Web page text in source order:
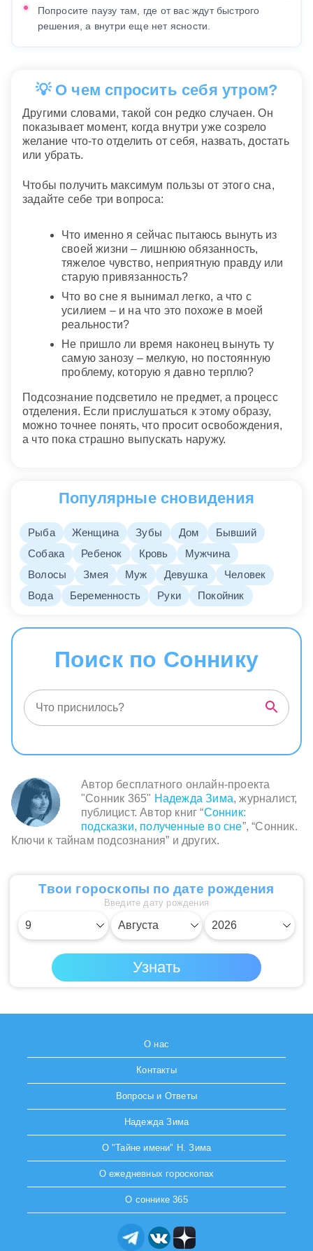
Попросите паузу там, где от вас ждут быстрого
решения, а внутри еще нет ясности.
💡 О чем спросить себя утром?
Другими словами, такой сон редко случаен. Он
показывает момент, когда внутри уже созрело
желание что-то отделить от себя, назвать, достать
или убрать.
Чтобы получить максимум пользы от этого сна,
задайте себе три вопроса:
Что именно я сейчас пытаюсь вынуть из
своей жизни – лишнюю обязанность,
тяжелое чувство, неприятную правду или
старую привязанность?
Что во сне я вынимал легко, а что с
усилием – и на что это похоже в моей
реальности?
Не пришло ли время наконец вынуть ту
самую занозу – мелкую, но постоянную
проблему, которую я давно терплю?
Подсознание подсветило не предмет, а процесс
отделения. Если прислушаться к этому образу,
можно точнее понять, что просит освобождения,
а что пока страшно выпускать наружу.
Популярные сновидения
Рыба Женщина Зубы Дом
Бывший
Собака
Ребенок Кровь
Мужчина
Волосы
Змея Муж Девушка
Человек
Вода
Беременность Руки Покойник
Поиск по Соннику
Автор бесплатного онлайн-проекта
"Сонник 365" Надежда Зима, журналист,
публицист. Автор книг “Сонник:
подсказки, полученные во сне”, “Сонник.
Ключи к тайнам подсознания” и других.
Твои гороскопы по дате рождения
Введите дату рождения
О нас
Контакты
Вопросы и Ответы
Надежда Зима
О "Тайне имени" Н. Зима
О ежедневных гороскопах
О соннике 365